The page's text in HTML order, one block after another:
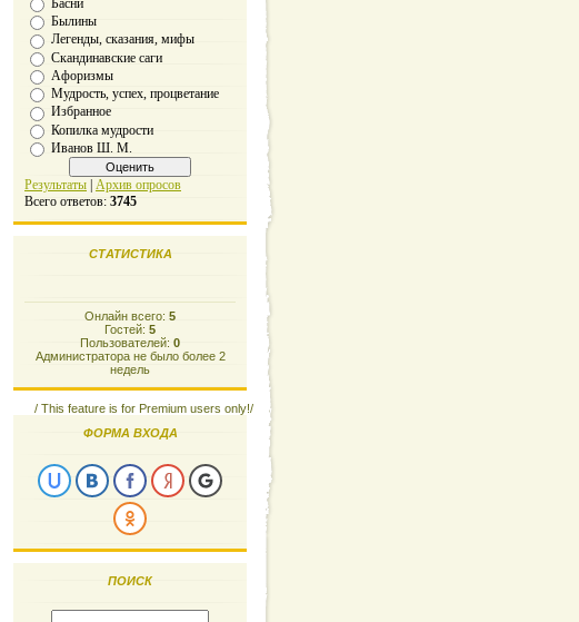
Былины
Легенды, сказания, мифы
Скандинавские саги
Афоризмы
Мудрость, успех, процветание
Избранное
Копилка мудрости
Иванов Ш. М.
Результаты Архив опросов
Всего ответов: 3745
СТАТИСТИКА
Онлайн всего: 5
Гостей: 5
Пользователей: 0
Администратора не было более 2
недель
/ This feature is for Premium users only!/
ФОРМА ВХОДА
ПОИСК